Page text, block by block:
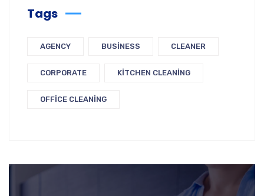
Tags
AGENCY BUSINESS CLEANER
CORPORATE KITCHEN CLEANING
OFFICE CLEANING